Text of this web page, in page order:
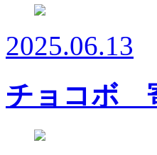
2025.06.13
チョコボ